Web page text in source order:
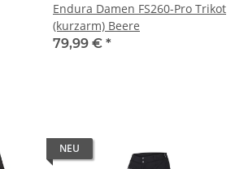
Endura Damen FS260-Pro Trikot
(kurzarm) Beere
79,99 € *
NEU